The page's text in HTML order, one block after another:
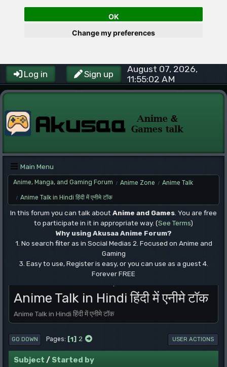
OK
Change my preferences
Log in Sign up
August 07, 2026,
11:55:02 AM
Main Menu
Anime, Manga, and Gaming Forum / Anime Zone / Anime Talk
/ Anime Talk in Hindi हिंदी में एनीमे टॉक
In this forum you can talk about Anime and Games . You are free
to participate in it in appropriate way. (See Terms)
Why using Akusaa Anime Forum?
1. No search filter as in Social Medias 2. Focused on Anime and
Gaming
3. Easy to use, Register is easy, or you can use as a guest 4.
Forever FREE
Anime Talk in Hindi हिंदी में एनीमे टॉक
Anime Talk in Hindi हिंदी में एनीमे टॉक
GO DOWN Pages 1 2 USER ACTIONS
Subject / Started by